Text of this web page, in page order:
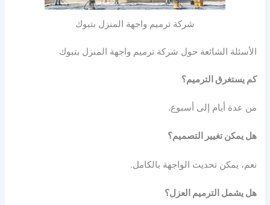
شركة ترميم واجهة المنزل بتبوك
الأسئلة الشائعة حول شركة ترميم واجهة المنزل بتبوك
كم يستغرق الترميم؟
من عدة أيام إلى أسبوع.
هل يمكن تغيير التصميم؟
نعم، يمكن تحديث الواجهة بالكامل.
هل يشمل الترميم العزل؟